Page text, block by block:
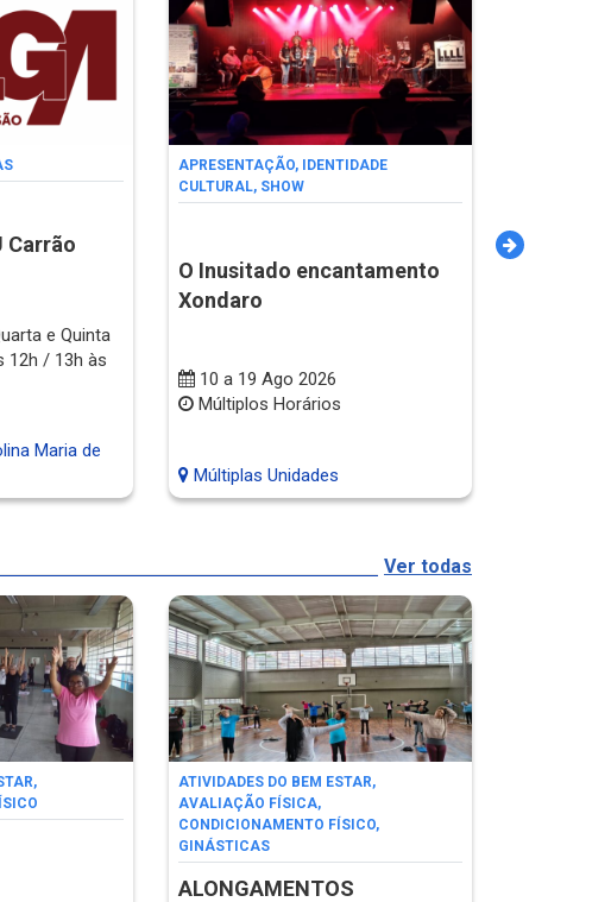
Carrão
e Quinta
12h / 13h às
Maria de
APRESENTAÇÃO,
IDENTIDADE
CULTURAL, SHOW
O Inusitado encantamento
Xondaro
10 a 19 Ago 2026
Múltiplos Horários
Múltiplas Unidades
Circuito
Ver todas
,
ATIVIDADES DO BEM ESTAR,
AVALIAÇÃO FÍSICA,
CONDICIONAMENTO FÍSICO,
GINÁSTICAS
ALONGAMENTOS